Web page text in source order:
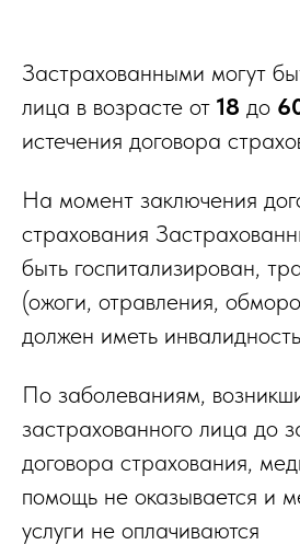
Застрахованными могут
лица в возрасте от 18 до
истечения договора
На момент заключения
страхования
быть госпитализирован,
(ожоги, отравления,
должен иметь инвалидность
По заболеваниям,
застрахованного лица до
договора страхования,
помощь не оказывается и
услуги не оплачиваются